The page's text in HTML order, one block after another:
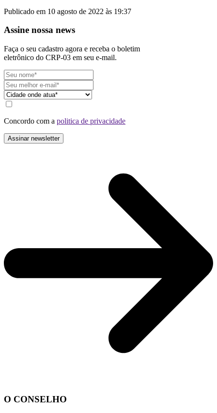
Publicado em 10 agosto de 2022 às 19:37
Assine nossa news
Faça o seu cadastro agora e receba o boletim
eletrônico do CRP-03 em seu e-mail.
Concordo com a politica de privacidade
O CONSELHO